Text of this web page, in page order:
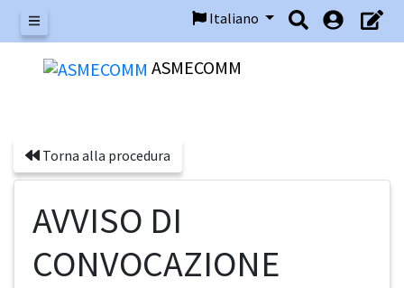
Menu
Italiano
ASMECOMM
Torna alla procedura
AVVISO DI
CONVOCAZIONE